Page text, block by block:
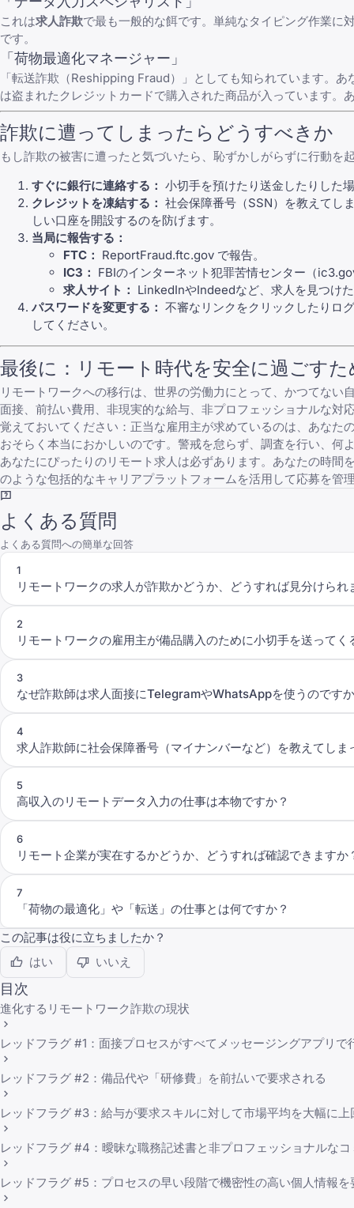
これは求人詐欺で最も一般的な餌です。単純なタイピング作業に
です。
「荷物最適化マネージャー」
「転送詐欺（Reshipping Fraud）」としても知られています。
は盗まれたクレジットカードで購入された商品が入っています
詐欺に遭ってしまったらどうすべきか
もし詐欺の被害に遭ったと気づいたら、恥ずかしがらずに行動
すぐに銀行に連絡する： 小切手を預けたり送金したりした
クレジットを凍結する： 社会保障番号（SSN）を教えてし
しい口座を開設するのを防げます。
当局に報告する：
FTC： ReportFraud.ftc.gov で報告。
IC3： FBIのインターネット犯罪苦情センター（
求人サイト： LinkedInやIndeedなど、求人を見つけ
パスワードを変更する： 不審なリンクをクリックしたりロ
してください。
最後に：リモート時代を安全に過ごすた
リモートワークへの移行は、世界の労働力にとって、かつてな
面接、前払い費用、非現実的な給与、非プロフェッショナルな
覚えておいてください：正当な雇用主が求めているのは、あな
おそらく本当におかしいのです。警戒を怠らず、調査を行い、何
あなたにぴったりのリモート求人は必ずあります。あなたの時
のような包括的なキャリアプラットフォームを活用して応募を
よくある質問
よくある質問への簡単な回答
1
リモートワークの求人が詐欺かどうか、どうすれば見分けられ
2
リモートワークの雇用主が備品購入のために小切手を送ってく
3
なぜ詐欺師は求人面接にTelegramやWhatsAppを使うのです
4
求人詐欺師に社会保障番号（マイナンバーなど）を教えてし
5
高収入のリモートデータ入力の仕事は本物ですか？
6
リモート企業が実在するかどうか、どうすれば確認できますか
7
「荷物の最適化」や「転送」の仕事とは何ですか？
この記事は役に立ちましたか？
はい
いいえ
目次
進化するリモートワーク詐欺の現状
レッドフラグ #1：面接プロセスがすべてメッセージングアプリで
レッドフラグ #2：備品代や「研修費」を前払いで要求される
レッドフラグ #3：給与が要求スキルに対して市場平均を大幅に上
レッドフラグ #4：曖昧な職務記述書と非プロフェッショナルな
レッドフラグ #5：プロセスの早い段階で機密性の高い個人情報を